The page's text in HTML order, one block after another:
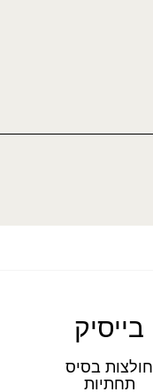
בייסיק
חולצות בסיס
תחתיות